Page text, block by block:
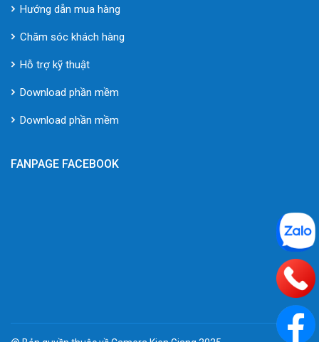
Hướng dẫn mua hàng
Chăm sóc khách hàng
Hỗ trợ kỹ thuật
Download phần mềm
Download phần mềm
FANPAGE FACEBOOK